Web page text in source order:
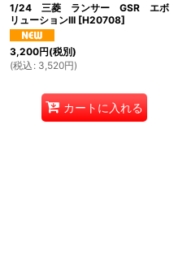
1/24 三菱 ランサー GSR エボ
リューションIII [H20708]
3,200円(税別)
(税込 : 3,520円)
カートに入れる